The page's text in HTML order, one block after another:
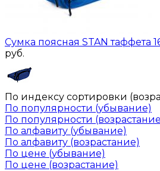
Сумка поясная STAN таффета
руб.
По индексу сортировки
По популярности (убывание)
По популярности
По алфавиту (убывание)
По алфавиту (возрастание)
По цене (убывание)
По цене (возрастание)